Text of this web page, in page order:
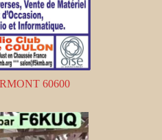
60600